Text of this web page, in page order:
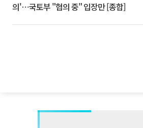
의'⋯국토부 "협의 중" 입장만 [종합]